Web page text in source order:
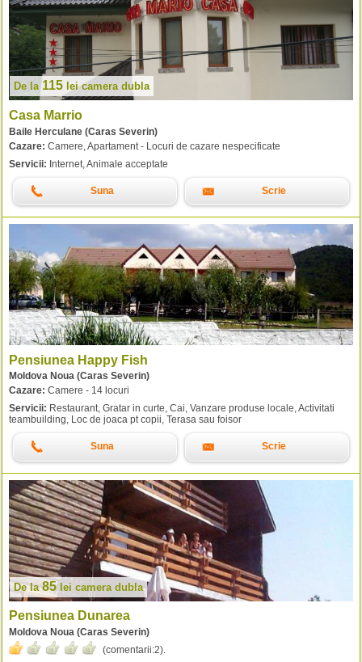
De la 115 leicamera dubla
Casa Marrio
Baile Herculane (Caras Severin)
Cazare: Camere, Apartament - Locuri de cazare nespecificate
Servicii: Internet, Animale acceptate
Suna Scrie
Pensiunea Happy Fish
Moldova Noua (Caras Severin)
Cazare: Camere - 14 locuri
Servicii: Restaurant, Gratar in curte, Cai, Vanzare produse locale, Activitati
teambuilding, Loc de joaca pt copii, Terasa sau foisor
Suna Scrie
De la85lei camera dubla
Pensiunea Dunarea
Moldova Noua (Caras Severin)
(comentarii:2).